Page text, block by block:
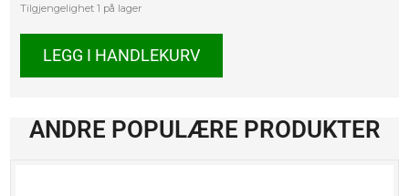
Tilgjengelighet 1 på lager
MV
LEGG I HANDLEKURV
ANDRE POPULÆRE PRODUKTER